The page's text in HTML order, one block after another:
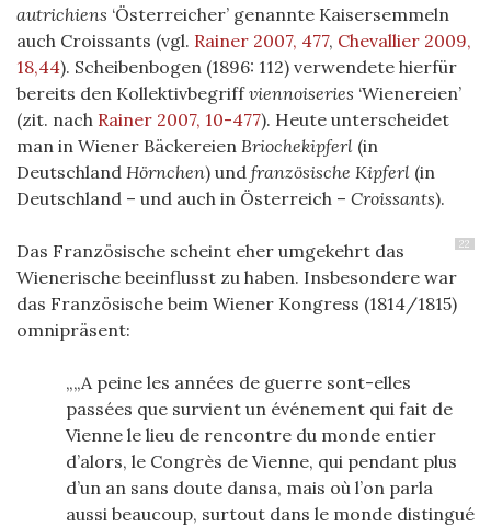
autrichiens ‘Österreicher’ genannte Kaisersemmeln
auch Croissants (vgl. Rainer 2007, 477, Chevallier 2009,
18,44). Scheibenbogen (1896: 112) verwendete hierfür
bereits den Kollektivbegriffviennoiseries ‘Wienereien’
(zit. nach Rainer 2007, 10-477). Heute unterscheidet
man in Wiener Bäckereien Briochekipferl (in
Deutschland Hörnchen) und französische Kipferl (in
Deutschland – und auch in Österreich – Croissants).
22
Das Französische scheint eher umgekehrt das
Wienerische beeinflusst zu haben. Insbesondere war
das Französische beim Wiener Kongress (1814/1815)
omnipräsent:
„A peine les années de guerre sont-elles
passées que survient un événement qui fait de
Vienne le lieu de rencontre du monde entier
d’alors, le Congrès de Vienne, qui pendant plus
d’un an sans doute dansa, mais où l’on parla
aussi beaucoup, surtout dans le monde distingué